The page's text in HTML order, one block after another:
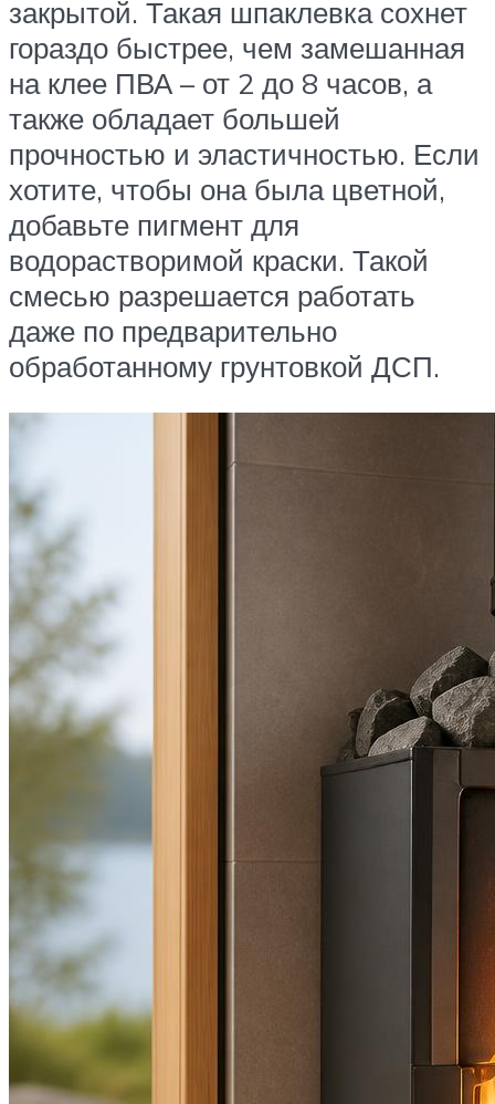
закрытой. Такая шпаклевка сохнет
гораздо быстрее, чем замешанная
на клее ПВА – от 2 до 8 часов, а
также обладает большей
прочностью и эластичностью. Если
хотите, чтобы она была цветной,
добавьте пигмент для
водорастворимой краски. Такой
смесью разрешается работать
даже по предварительно
обработанному грунтовкой ДСП.